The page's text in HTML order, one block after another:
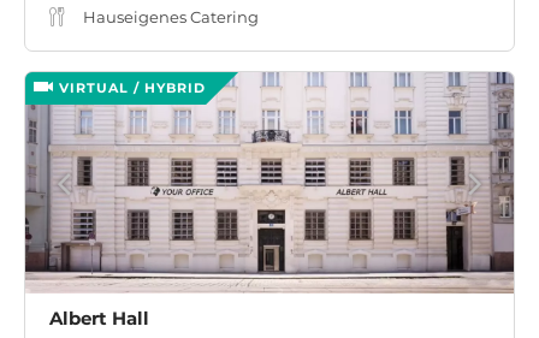
Hauseigenes Catering
VIRTUAL / HYBRID
Albert Hall